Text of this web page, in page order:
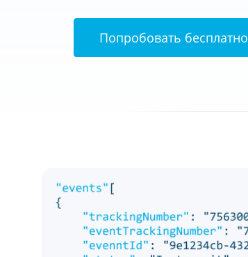
Попробовать бесплатно